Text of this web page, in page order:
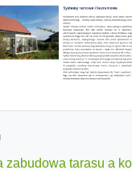
zabudowa tarasu a